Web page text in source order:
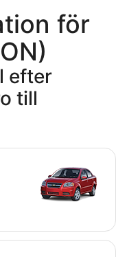
för
efter
till